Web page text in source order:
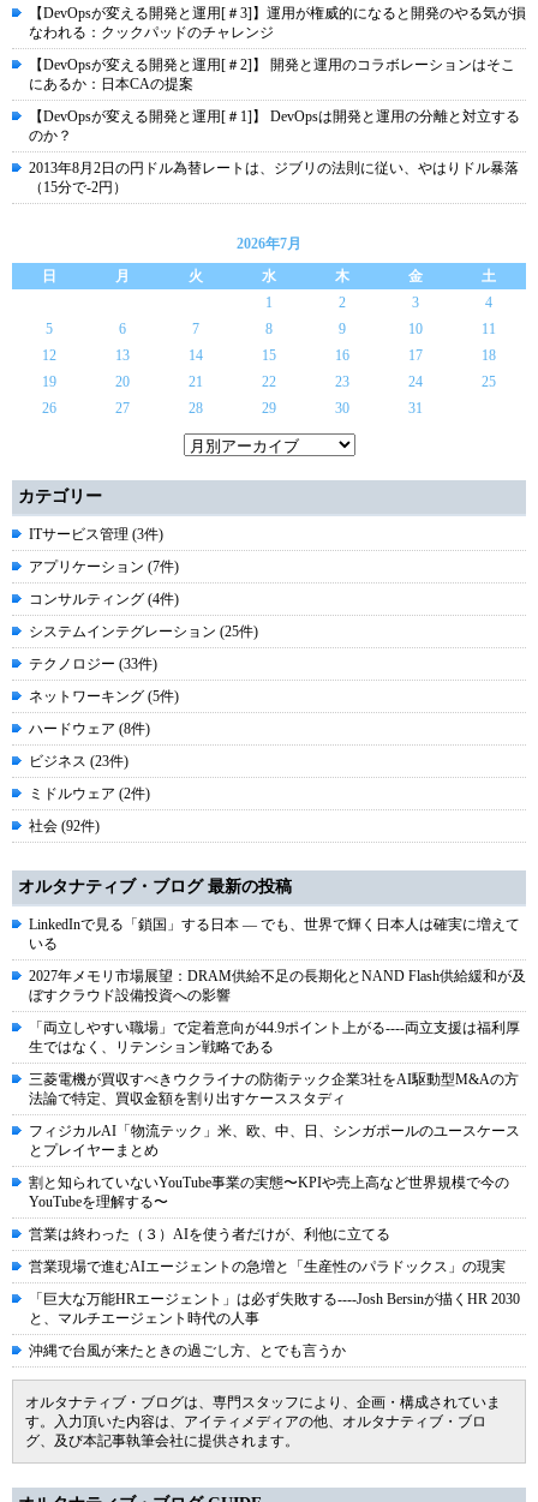
【DevOpsが変える開発と運用[＃3]】運用が権威的になると開発のやる気が損
なわれる：クックパッドのチャレンジ
【DevOpsが変える開発と運用[＃2]】 開発と運用のコラボレーションはそこ
にあるか：日本CAの提案
【DevOpsが変える開発と運用[＃1]】 DevOpsは開発と運用の分離と対立する
のか？
2013年8月2日の円ドル為替レートは、ジブリの法則に従い、やはりドル暴落
（15分で-2円）
2026年7月
日
月 火 水 木 金
土
1
2 3
4
5
6 7 8 9 10
11
12
13 14 15 16 17
18
19
20 21 22 23 24
25
26
27 28 29 30 31
カテゴリー
ITサービス管理 (3件)
アプリケーション (7件)
コンサルティング (4件)
システムインテグレーション (25件)
テクノロジー (33件)
ネットワーキング (5件)
ハードウェア (8件)
ビジネス (23件)
ミドルウェア (2件)
社会 (92件)
オルタナティブ・ブログ 最新の投稿
LinkedInで見る「鎖国」する日本 ― でも、世界で輝く日本人は確実に増えて
いる
2027年メモリ市場展望：DRAM供給不足の長期化とNAND Flash供給緩和が及
ぼすクラウド設備投資への影響
「両立しやすい職場」で定着意向が44.9ポイント上がる----両立支援は福利厚
生ではなく、リテンション戦略である
三菱電機が買収すべきウクライナの防衛テック企業3社をAI駆動型M&Aの方
法論で特定、買収金額を割り出すケーススタディ
フィジカルAI「物流テック」米、欧、中、日、シンガポールのユースケース
とプレイヤーまとめ
割と知られていないYouTube事業の実態〜KPIや売上高など世界規模で今の
YouTubeを理解する〜
営業は終わった（３）AIを使う者だけが、利他に立てる
営業現場で進むAIエージェントの急増と「生産性のパラドックス」の現実
「巨大な万能HRエージェント」は必ず失敗する----Josh Bersinが描くHR 2030
と、マルチエージェント時代の人事
沖縄で台風が来たときの過ごし方、とでも言うか
オルタナティブ・ブログは、専門スタッフにより、企画・構成されていま
す。入力頂いた内容は、アイティメディアの他、オルタナティブ・ブロ
グ、及び本記事執筆会社に提供されます。